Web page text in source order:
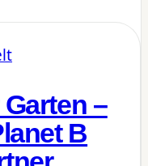
–
B